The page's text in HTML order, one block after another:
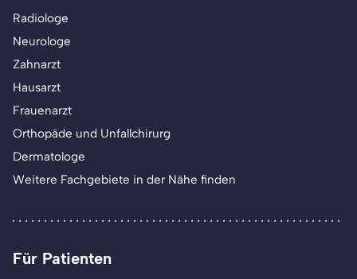
Radiologe
Neurologe
Zahnarzt
Hausarzt
Frauenarzt
Orthopäde und Unfallchirurg
Dermatologe
Weitere Fachgebiete in der Nähe finden
Für Patienten